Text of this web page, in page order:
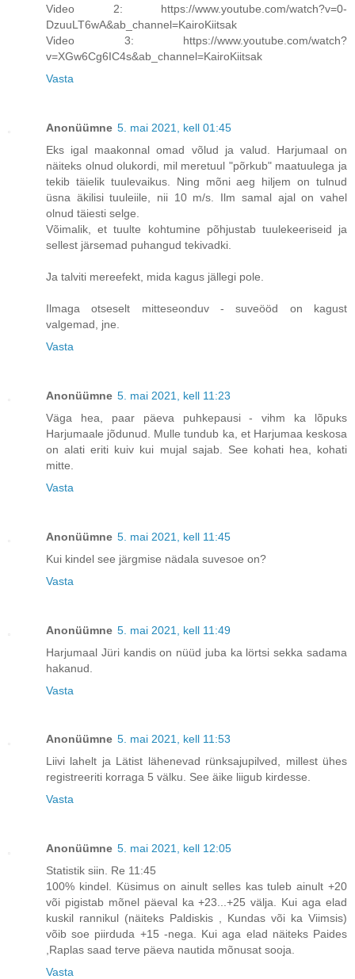
Video 2: https://www.youtube.com/watch?v=0-
DzuuLT6wA&ab_channel=KairoKiitsak
Video 3: https://www.youtube.com/watch?
v=XGw6Cg6IC4s&ab_channel=KairoKiitsak
Vasta
Anonüümne 5. mai 2021, kell 01:45
Eks igal maakonnal omad võlud ja valud. Harjumaal on
näiteks olnud olukordi, mil meretuul "põrkub" maatuulega ja
tekib täielik tuulevaikus. Ning mõni aeg hiljem on tulnud
üsna äkilisi tuuleiile, nii 10 m/s. Ilm samal ajal on vahel
olnud täiesti selge.
Võimalik, et tuulte kohtumine põhjustab tuulekeeriseid ja
sellest järsemad puhangud tekivadki.
Ja talviti mereefekt, mida kagus jällegi pole.
Ilmaga otseselt mitteseonduv - suveööd on kagust
valgemad, jne.
Vasta
Anonüümne 5. mai 2021, kell 11:23
Väga hea, paar päeva puhkepausi - vihm ka lõpuks
Harjumaale jõdunud. Mulle tundub ka, et Harjumaa keskosa
on alati eriti kuiv kui mujal sajab. See kohati hea, kohati
mitte.
Vasta
Anonüümne 5. mai 2021, kell 11:45
Kui kindel see järgmise nädala suvesoe on?
Vasta
Anonüümne 5. mai 2021, kell 11:49
Harjumaal Jüri kandis on nüüd juba ka lörtsi sekka sadama
hakanud.
Vasta
Anonüümne 5. mai 2021, kell 11:53
Liivi lahelt ja Lätist lähenevad rünksajupilved, millest ühes
registreeriti korraga 5 välku. See äike liigub kirdesse.
Vasta
Anonüümne 5. mai 2021, kell 12:05
Statistik siin. Re 11:45
100% kindel. Küsimus on ainult selles kas tuleb ainult +20
või pigistab mõnel päeval ka +23...+25 välja. Kui aga elad
kuskil rannikul (näiteks Paldiskis , Kundas või ka Viimsis)
võib soe piirduda +15 -nega. Kui aga elad näiteks Paides
,Raplas saad terve päeva nautida mõnusat sooja.
Vasta